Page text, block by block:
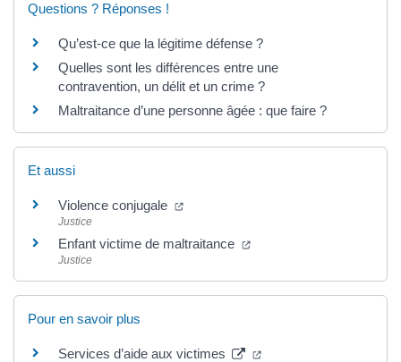
Questions ? Réponses !
Qu’est-ce que la légitime défense ?
Quelles sont les différences entre une
contravention, un délit et un crime ?
Maltraitance d’une personne âgée : que faire ?
Et aussi
Violence conjugale (ouverture dans un nouvel onglet)
Justice
Enfant victime de maltraitance (ouverture dans un
Justice
Pour en savoir plus
Services d’aide aux victimes (ouverture dans un